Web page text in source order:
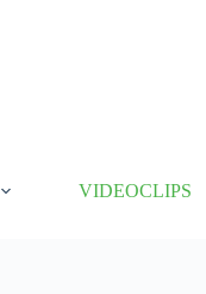
VIDEOCLIPS